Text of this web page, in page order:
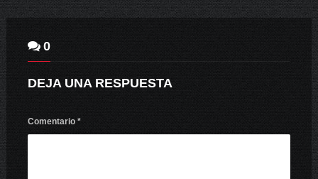
0
DEJA UNA RESPUESTA
Comentario *